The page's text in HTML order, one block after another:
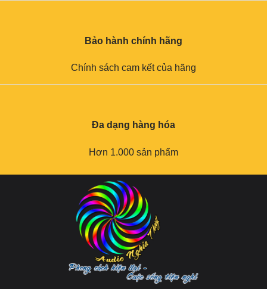
Bảo hành chính hãng
Chính sách cam kết của hãng
Đa dạng hàng hóa
Hơn 1.000 sản phẩm